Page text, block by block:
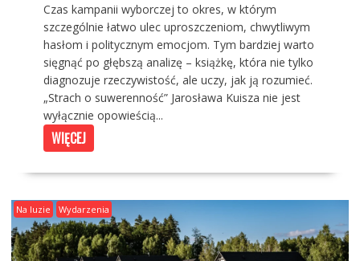
Czas kampanii wyborczej to okres, w którym
szczególnie łatwo ulec uproszczeniom, chwytliwym
hasłom i politycznym emocjom. Tym bardziej warto
sięgnąć po głębszą analizę – książkę, która nie tylko
diagnozuje rzeczywistość, ale uczy, jak ją rozumieć.
„Strach o suwerenność” Jarosława Kuisza nie jest
wyłącznie opowieścią...
WIĘCEJ
Na luzie Wydarzenia